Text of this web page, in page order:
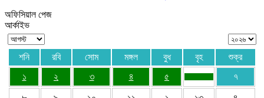
অফিসিয়াল পেজ
আর্কাইভ
শনি রবি সোম মঙ্গল বুধ বৃহ
শুক্র
১
২ ৩ ৪ ৫ ৭